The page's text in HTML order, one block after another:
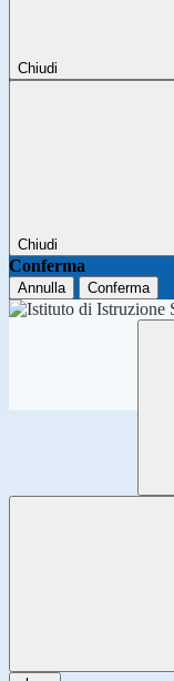
Chiudi
Chiudi
Conferma
Annulla Conferma